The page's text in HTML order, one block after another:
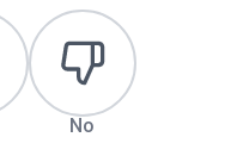
No